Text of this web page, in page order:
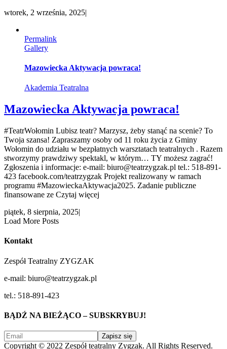
wtorek, 2 września, 2025|
Permalink
Gallery
Mazowiecka Aktywacja powraca!
Akademia Teatralna
Mazowiecka Aktywacja powraca!
#TeatrWołomin Lubisz teatr? Marzysz, żeby stanąć na scenie? To
Twoja szansa! Zapraszamy osoby od 11 roku życia z Gminy
Wołomin do udziału w bezpłatnych warsztatach teatralnych . Razem
stworzymy prawdziwy spektakl, w którym… TY możesz zagrać!
Zgłoszenia i informacje: e-mail: biuro@teatrzygzak.pl tel.: 518-891-
423 facebook.com/teatrzygzak Projekt realizowany w ramach
programu #MazowieckaAktywacja2025. Zadanie publiczne
finansowane ze Czytaj więcej
piątek, 8 sierpnia, 2025|
Load More Posts
Kontakt
Zespół Teatralny ZYGZAK
e-mail: biuro@teatrzygzak.pl
tel.: 518-891-423
BĄDŹ NA BIEŻĄCO – SUBSKRYBUJ!
Copyright © 2022 Zespół teatralny Zygzak. All Rights Reserved.